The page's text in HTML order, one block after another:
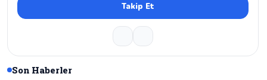
Takip Et
Son Haberler